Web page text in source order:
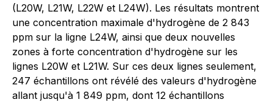
(L20W, L21W, L22W et L24W). Les résultats montrent
une concentration maximale d'hydrogène de 2 843
ppm sur la ligne L24W, ainsi que deux nouvelles
zones à forte concentration d'hydrogène sur les
lignes L20W et L21W. Sur ces deux lignes seulement,
247 échantillons ont révélé des valeurs d'hydrogène
allant jusqu'à 1 849 ppm, dont 12 échantillons